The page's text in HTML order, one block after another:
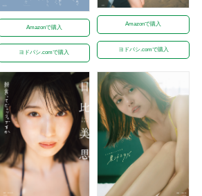
Amazonで購入
ヨドバシ.comで購入
Amazonで購入
ヨドバシ.comで購入